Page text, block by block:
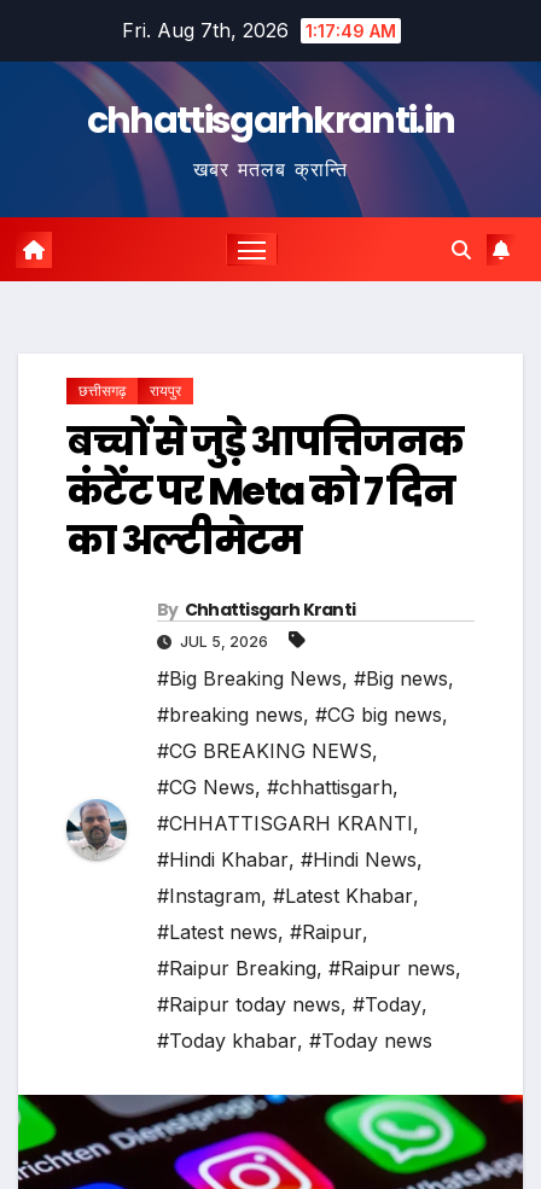
Fri. Aug 7th, 2026 1:17:50 AM
chhattisgarhkranti.in
खबर मतलब क्रान्ति
छत्तीसगढ़ रायपुर
बच्चों से जुड़े आपत्तिजनक
कंटेंट पर Meta को 7 दिन
का अल्टीमेटम
By Chhattisgarh Kranti
JUL 5, 2026
#Big Breaking News, #Big news,
#breaking news, #CG big news,
#CG BREAKING NEWS,
#CG News, #chhattisgarh,
#CHHATTISGARH KRANTI,
#Hindi Khabar, #Hindi News,
#Instagram, #Latest Khabar,
#Latest news, #Raipur,
#Raipur Breaking, #Raipur news,
#Raipur today news, #Today,
#Today khabar, #Today news